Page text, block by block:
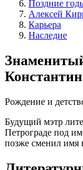
Поздние
Алексей
Карьера
Наследие
Рождение и
Будущий мэтр
Петрограде под
позже сменил имя